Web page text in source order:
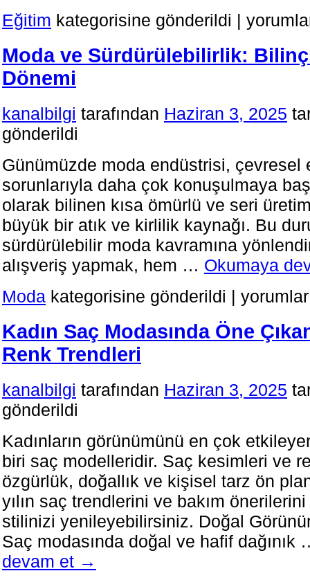
Eğitim kategorisine gönderildi | Eğitimde
Başarı
Öneriler
ve
Moda ve Sürdürülebilirlik:
Dönemi
kanalbilgi tarafından Haziran 3, 2025
gönderildi
Günümüzde moda endüstrisi, çevresel
sorunlarıyla daha çok konuşulmaya
olarak bilinen kısa ömürlü ve seri
büyük bir atık ve kirlilik kaynağı. Bu
sürdürülebilir moda kavramına
alışveriş yapmak, hem … Okumaya
Moda kategorisine gönderildi | Moda
ve
Bilinçli
Alışveriş
Kadın Saç Modasında Öne
Renk Trendleri
kanalbilgi tarafından Haziran 3, 2025
gönderildi
Kadınların görünümünü en çok
biri saç modelleridir. Saç kesimleri ve
özgürlük, doğallık ve kişisel tarz ön
yılın saç trendlerini ve bakım
stilinizi yenileyebilirsiniz. Doğal
Saç modasında doğal ve hafif
devam et →